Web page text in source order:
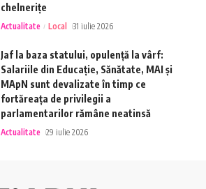
chelnerițe
Actualitate Local 31 iulie 2026
Jaf la baza statului, opulență la vârf:
Salariile din Educație, Sănătate, MAI și
MApN sunt devalizate în timp ce
fortăreața de privilegii a
parlamentarilor rămâne neatinsă
Actualitate 29 iulie 2026